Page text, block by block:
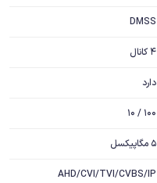
DMSS
4 کانال
دارد
100 / 10
5 مگاپیکسل
AHD/CVI/TVI/CVBS/IP